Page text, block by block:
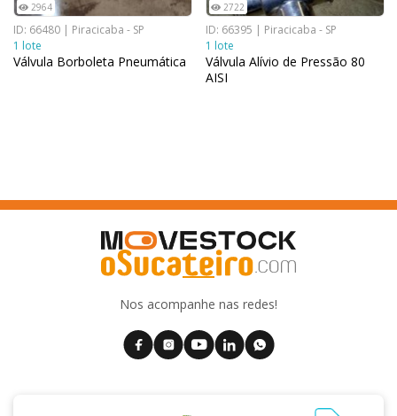
2964
ID: 66480 | Piracicaba - SP
1 lote
Válvula Borboleta Pneumática
2722
ID: 66395 | Piracicaba - SP
1 lote
Válvula Alívio de Pressão 80
AISI
Nos acompanhe nas redes!